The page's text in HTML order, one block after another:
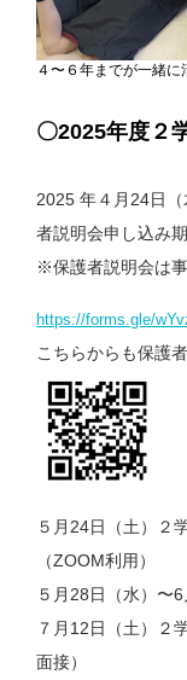
４〜６年までが一緒
〇2025年度２
2025 年４⽉24⽇（
者説明会申し込み
※保護者説明会は
https://forms.gle/
こちらからも保護
５⽉24⽇（⼟） ２
（ZOOM利⽤）
５⽉28⽇（水）〜
７⽉12⽇（⼟）
２
⾯接）